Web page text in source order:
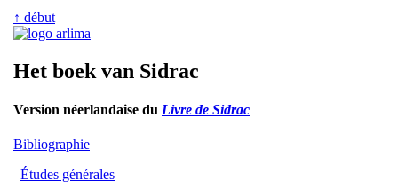
↑ début
Het boek van Sidrac
Version néerlandaise du Livre de Sidrac
Bibliographie
Études générales